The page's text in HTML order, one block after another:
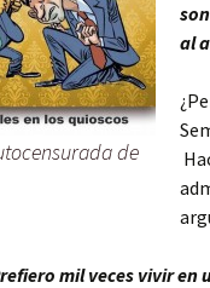
de
al
mil veces vivir en